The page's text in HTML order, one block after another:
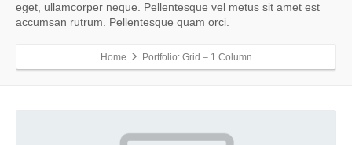
eget, ullamcorper neque. Pellentesque vel metus sit amet est
accumsan rutrum. Pellentesque quam orci.
Home Portfolio: Grid – 1 Column